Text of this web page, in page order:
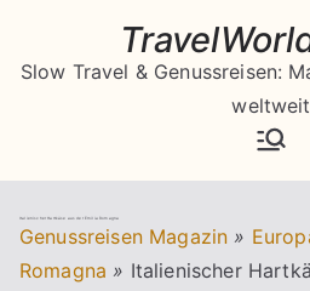
springen
Slow Travel & Genussreisen:
weltweit
Italienischer Hartkäse aus der Emilia Romagna
Genussreisen Magazin »
Romagna » Italienischer